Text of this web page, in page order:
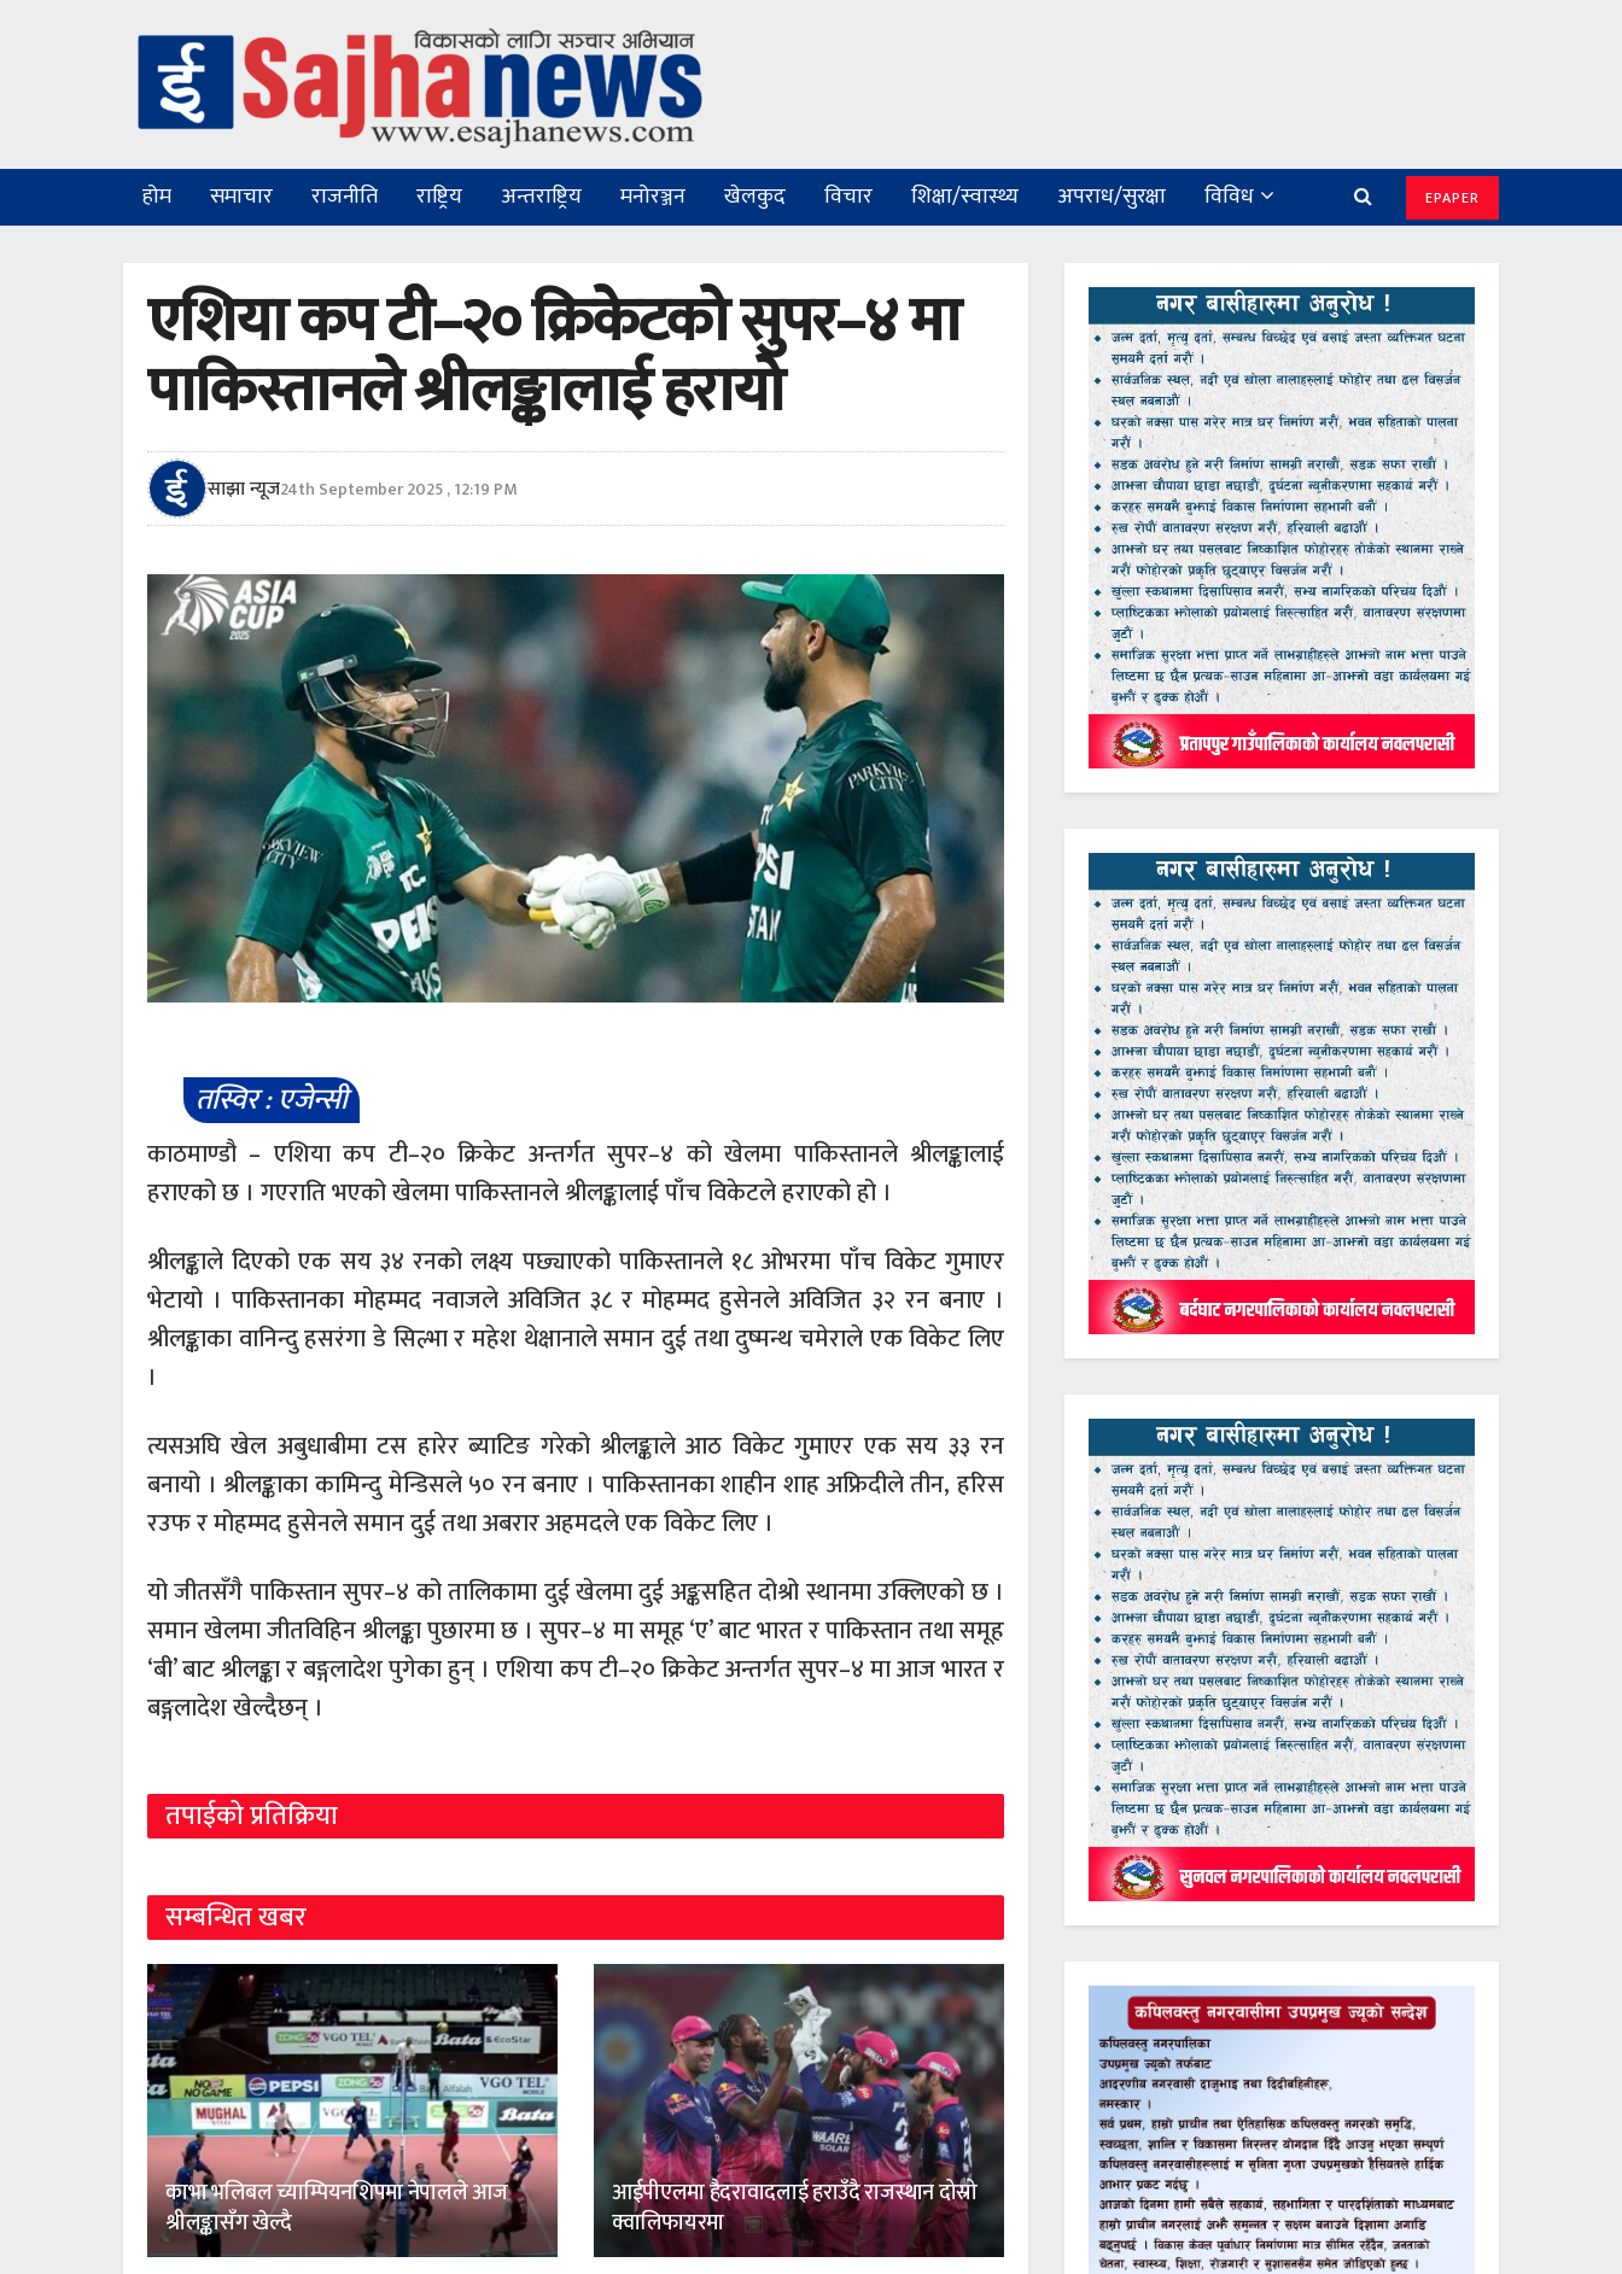
होम समाचार राजनीति राष्ट्रिय अन्तराष्ट्रिय मनोरञ्जन खेलकुद विचार शिक्षा/स्वास्थ्य अपराध/सुरक्षा विविध EPAPER
एशिया कप टी–२० क्रिकेटको सुपर–४ मा
पाकिस्तानले श्रीलङ्कालाई हरायो
साझा न्यूज24th September 2025 , 12:19 PM
तस्विर : एजेन्सी
काठमाण्डौ – एशिया कप टी–२० क्रिकेट अन्तर्गत सुपर–४ को खेलमा पाकिस्तानले श्रीलङ्कालाई
हराएको छ । गएराति भएको खेलमा पाकिस्तानले श्रीलङ्कालाई पाँच विकेटले हराएको हो ।
श्रीलङ्काले दिएको एक सय ३४ रनको लक्ष्य पछ्याएको पाकिस्तानले १८ ओभरमा पाँच विकेट गुमाएर
भेटायो । पाकिस्तानका मोहम्मद नवाजले अविजित ३८ र मोहम्मद हुसेनले अविजित ३२ रन बनाए ।
श्रीलङ्काका वानिन्दु हसरंगा डे सिल्भा र महेश थेक्षानाले समान दुई तथा दुष्मन्थ चमेराले एक विकेट लिए
।
त्यसअघि खेल अबुधाबीमा टस हारेर ब्याटिङ गरेको श्रीलङ्काले आठ विकेट गुमाएर एक सय ३३ रन
बनायो । श्रीलङ्काका कामिन्दु मेन्डिसले ५० रन बनाए । पाकिस्तानका शाहीन शाह अफ्रिदीले तीन, हरिस
रउफ र मोहम्मद हुसेनले समान दुई तथा अबरार अहमदले एक विकेट लिए ।
यो जीतसँगै पाकिस्तान सुपर–४ को तालिकामा दुई खेलमा दुई अङ्कसहित दोश्रो स्थानमा उक्लिएको छ ।
समान खेलमा जीतविहिन श्रीलङ्का पुछारमा छ । सुपर–४ मा समूह ‘ए’ बाट भारत र पाकिस्तान तथा समूह
‘बी’ बाट श्रीलङ्का र बङ्गलादेश पुगेका हुन् । एशिया कप टी–२० क्रिकेट अन्तर्गत सुपर–४ मा आज भारत र
बङ्गलादेश खेल्दैछन् ।
तपाईको प्रतिक्रिया
सम्बन्धित खबर
काभा भलिबल च्याम्पियनशिपमा नेपालले आज
श्रीलङ्कासँग खेल्दै
आईपीएलमा हैदरावादलाई हराउँदै राजस्थान दोस्रो
क्वालिफायरमा